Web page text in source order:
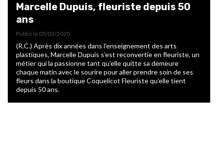
Marcelle Dupuis, fleuriste depuis 50
ans
Publié le 05/03/2020
(R.C.) Après dix années dans l’enseignement des arts
plastiques, Marcelle Dupuis s’est reconvertie en fleuriste, un
métier qui la passionne tant qu’elle quitte sa demeure
chaque matin avec le sourire pour aller prendre soin de ses
fleurs dans la boutique Coquelicot Fleuriste qu’elle tient
depuis 50 ans.